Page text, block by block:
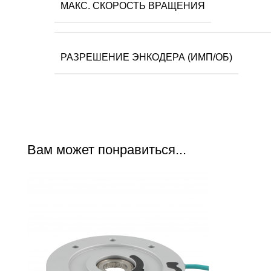
МАКС. СКОРОСТЬ ВРАЩЕНИЯ
РАЗРЕШЕНИЕ ЭНКОДЕРА (ИМП/ОБ)
Вам может понравиться...